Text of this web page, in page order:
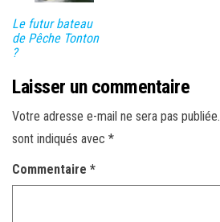
Le futur bateau
de Pêche Tonton
?
Laisser un commentaire
Votre adresse e-mail ne sera pas publiée.
sont indiqués avec *
Commentaire *